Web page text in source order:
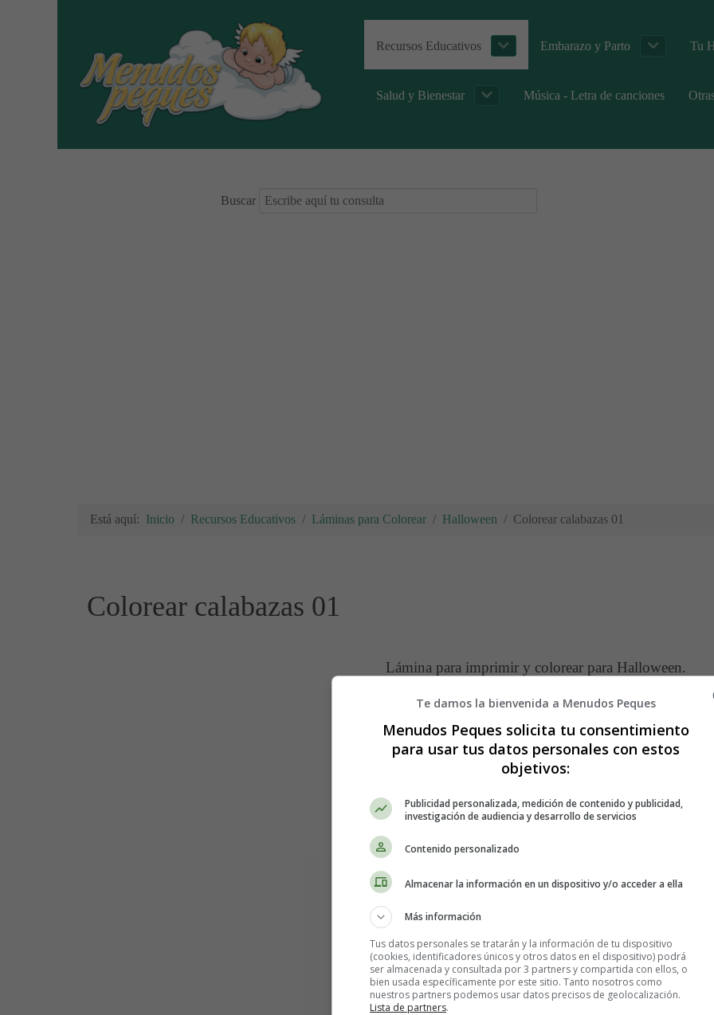
Recursos Educativos Embarazo y Parto Tu
Salud y Bienestar Música - Letra de canciones
Buscar
Está aquí: Inicio Recursos Educativos Láminas para Colorear Halloween Colorear calabazas 01
Colorear calabazas 01
Lámina para imprimir y colorear para Halloween.
Para imprimir la lámina de colorear, es mejor guardarla primero en el
Láminas para colorear en inglés para Halloween.Aqui
Te damos la bienvenida a Menudos Peques
Menudos Peques solicita tu consentimiento
para usar tus datos personales con estos
objetivos:
Publicidad personalizada, medición de contenido y publicidad,
investigación de audiencia y desarrollo de servicios
Contenido personalizado
Almacenar la información en un dispositivo y/o acceder a ella
Más información
Tus datos personales se tratarán y la información de tu dispositivo
(cookies, identificadores únicos y otros datos en el dispositivo) podrá
ser almacenada y consultada por 3 partners y compartida con ellos, o
bien usada específicamente por este sitio. Tanto nosotros como
nuestros partners podemos usar datos precisos de geolocalización.
Lista de partners.